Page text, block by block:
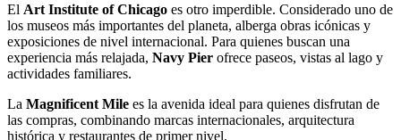
El Art Institute of Chicago es otro imperdible. Considerado uno de
los museos más importantes del planeta, alberga obras icónicas y
exposiciones de nivel internacional. Para quienes buscan una
experiencia más relajada, Navy Pier ofrece paseos, vistas al lago y
actividades familiares.
La Magnificent Mile es la avenida ideal para quienes disfrutan de
las compras, combinando marcas internacionales, arquitectura
histórica y restaurantes de primer nivel.